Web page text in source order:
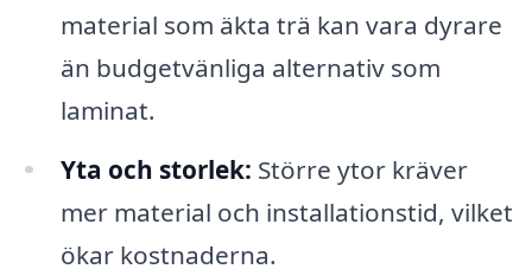
material som äkta trä kan vara dyrare
än budgetvänliga alternativ som
laminat.
Yta och storlek: Större ytor kräver
mer material och installationstid, vilket
ökar kostnaderna.